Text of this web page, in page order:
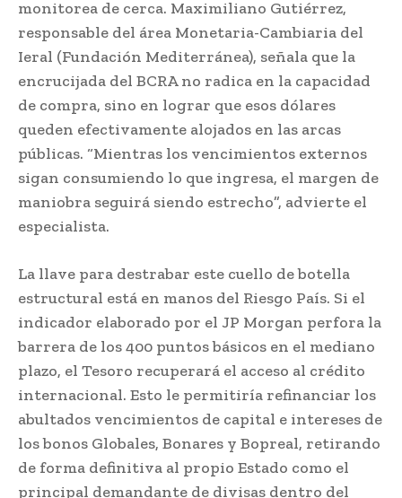
monitorea de cerca. Maximiliano Gutiérrez,
responsable del área Monetaria-Cambiaria del
Ieral (Fundación Mediterránea), señala que la
encrucijada del BCRA no radica en la capacidad
de compra, sino en lograr que esos dólares
queden efectivamente alojados en las arcas
públicas. “Mientras los vencimientos externos
sigan consumiendo lo que ingresa, el margen de
maniobra seguirá siendo estrecho”, advierte el
especialista.
La llave para destrabar este cuello de botella
estructural está en manos del Riesgo País. Si el
indicador elaborado por el JP Morgan perfora la
barrera de los 400 puntos básicos en el mediano
plazo, el Tesoro recuperará el acceso al crédito
internacional. Esto le permitiría refinanciar los
abultados vencimientos de capital e intereses de
los bonos Globales, Bonares y Bopreal, retirando
de forma definitiva al propio Estado como el
principal demandante de divisas dentro del